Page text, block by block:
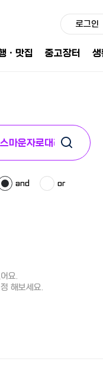
로그인
ㆍ맛집 중고장터
and or
요.
해보세요.